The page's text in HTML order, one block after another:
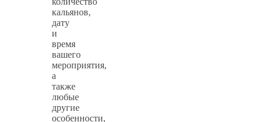
кальянов,
дату
и
время
вашего
мероприятия,
а
также
любые
другие
особенности,